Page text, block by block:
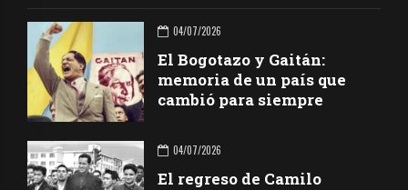
04/07/2026
El Bogotazo y Gaitán:
memoria de un país que
cambió para siempre
04/07/2026
El regreso de Camilo